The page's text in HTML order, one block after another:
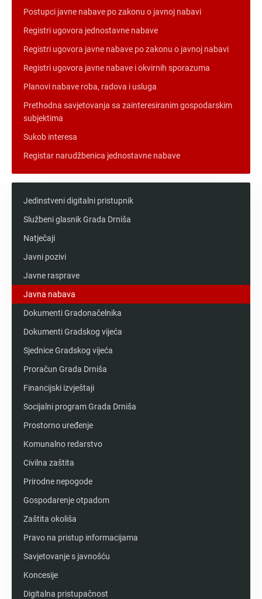
Postupci javne nabave po zakonu o javnoj nabavi
Registri ugovora jednostavne nabave
Registri ugovora javne nabave po zakonu o javnoj nabavi
Registri ugovora javne nabave i okvirnih sporazuma
Planovi nabave roba, radova i usluga
Prethodna savjetovanja sa zainteresiranim gospodarskim
subjektima
Sukob interesa
Registar narudžbenica jednostavne nabave
Jedinstveni digitalni pristupnik
Službeni glasnik Grada Drniša
Natječaji
Javni pozivi
Javne rasprave
Javna nabava
Dokumenti Gradonačelnika
Dokumenti Gradskog vijeća
Sjednice Gradskog vijeća
Proračun Grada Drniša
Financijski izvještaji
Socijalni program Grada Drniša
Prostorno uređenje
Komunalno redarstvo
Civilna zaštita
Prirodne nepogode
Gospodarenje otpadom
Zaštita okoliša
Pravo na pristup informacijama
Savjetovanje s javnošću
Koncesije
Digitalna pristupačnost